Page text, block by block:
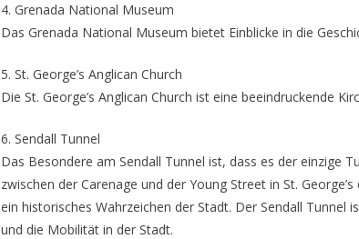
4. Grenada National Museum
Das Grenada National Museum bietet Einblicke in die
5. St. George’s Anglican Church
Die St. George’s Anglican Church ist eine beeindruckende
6. Sendall Tunnel
Das Besondere am Sendall Tunnel ist, dass es der einzige
zwischen der Carenage und der Young Street in St.
ein historisches Wahrzeichen der Stadt. Der Sendall Tunnel
und die Mobilität in der Stadt.